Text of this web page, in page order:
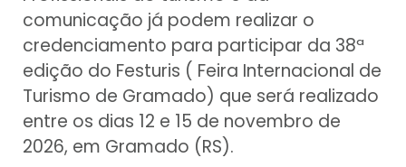
comunicação já podem realizar o
credenciamento para participar da 38ª
edição do Festuris ( Feira Internacional de
Turismo de Gramado) que será realizado
entre os dias 12 e 15 de novembro de
2026, em Gramado (RS).